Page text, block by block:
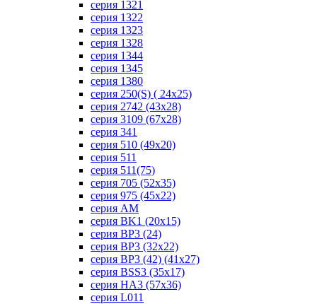
серия 1321
серия 1322
серия 1323
серия 1328
серия 1344
серия 1345
серия 1380
серия 250(S) ( 24х25)
серия 2742 (43х28)
серия 3109 (67х28)
серия 341
серия 510 (49х20)
серия 511
серия 511(75)
серия 705 (52х35)
серия 975 (45х22)
серия AM
серия BK1 (20х15)
серия BP3 (24)
серия BP3 (32х22)
серия BP3 (42) (41х27)
серия BSS3 (35х17)
серия HA3 (57х36)
серия L011